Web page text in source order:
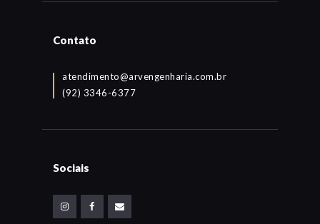
Contato
atendimento@arvengenharia.com.br
(92) 3346-6377
Sociais